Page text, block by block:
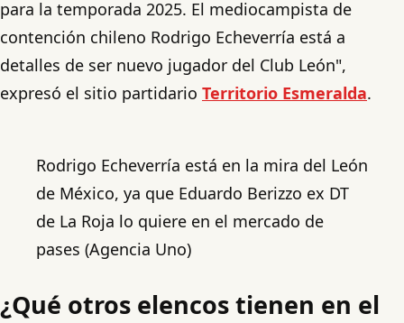
para la temporada 2025. El mediocampista de
contención chileno Rodrigo Echeverría está a
detalles de ser nuevo jugador del Club León",
expresó el sitio partidario Territorio Esmeralda.
Rodrigo Echeverría está en la mira del León
de México, ya que Eduardo Berizzo ex DT
de La Roja lo quiere en el mercado de
pases (Agencia Uno)
¿Qué otros elencos tienen en el